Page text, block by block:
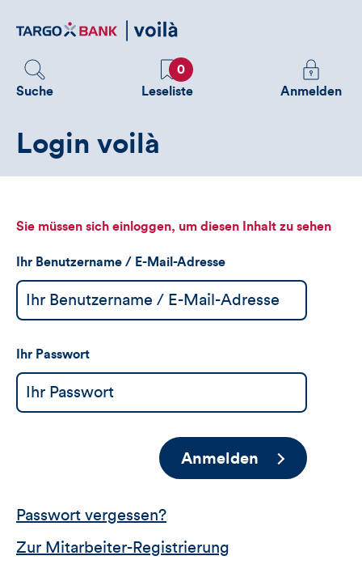
zum
Suche
Favoriten
0
Leseliste
Melden
Sie
sehen
Anmelden
Login voilà
Sie müssen sich einloggen, um diesen Inhalt zu sehen
Ihr Benutzername / E-Mail-Adresse
Ihr Passwort
Anmelden
Passwort vergessen?
Zur Mitarbeiter-Registrierung